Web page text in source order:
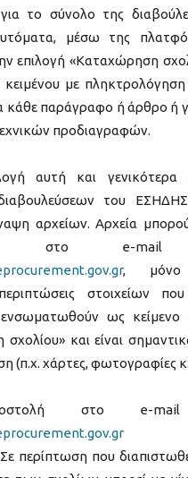
το σύνολο της
μέσω της
επιλογή «Καταχώρηση
κειμένου με
κάθε παράγραφο ή άρθρο ή
προδιαγραφών.
αυτή και γενικότερα
του
αρχείων. Αρχεία
στο e-
,
περιπτώσεις στοιχείων
ως κείμενο
και είναι
(π.χ. χάρτες, φωτογραφίες
στο e-
Σε περίπτωση που